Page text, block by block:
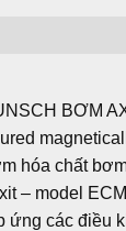
BƠM
hóa chất
– model
ứng các điều